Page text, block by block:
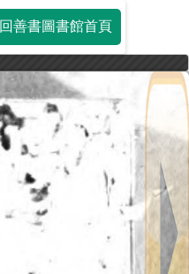
回善書圖書館首頁